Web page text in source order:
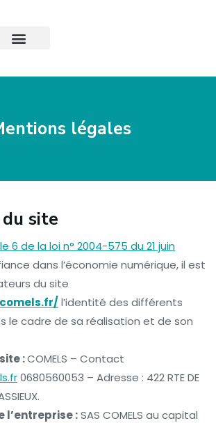
légales
site
6 de la loi n° 2004-575 du 21 juin
dans l’économie numérique, il est
du site
l’identité des différents
le cadre de sa réalisation et de son
:COMELS – Contact
0680560053 – Adresse : 422 RTE DE
l’entreprise :SAS COMELS au capital